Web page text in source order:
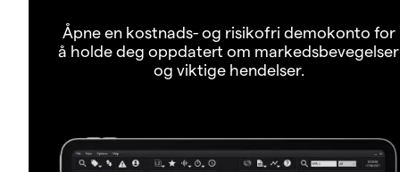
Åpne en kostnads- og risikofri demokonto for
å holde deg oppdatert om markedsbevegelser
og viktige hendelser.